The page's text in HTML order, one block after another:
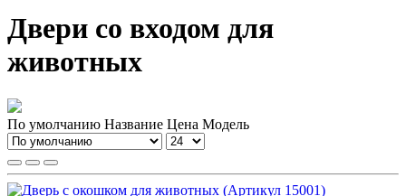
Двери со входом для
животных
По умолчанию Название Цена Модель